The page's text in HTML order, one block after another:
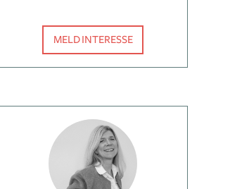
MELD INTERESSE